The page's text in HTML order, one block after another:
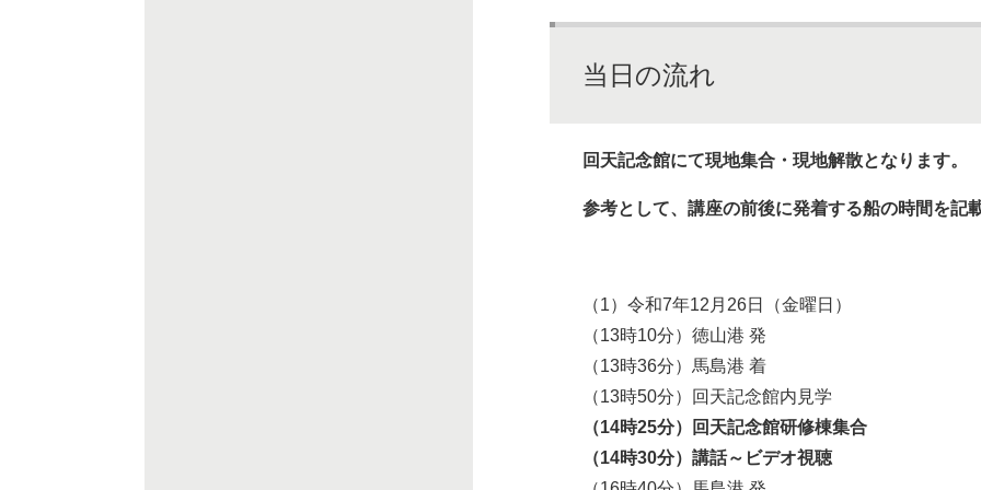
当日の流れ
回天記念館にて現地集合・現地解散となります。
参考として、講座の前後に発着する船の時間を記
（1）令和7年12月26日（金曜日）
（13時10分）徳山港 発
（13時36分）馬島港 着
（13時50分）回天記念館内見学
（14時​25分​）回天記念館研修棟集合
（14時​30分​）講話～ビデオ視聴